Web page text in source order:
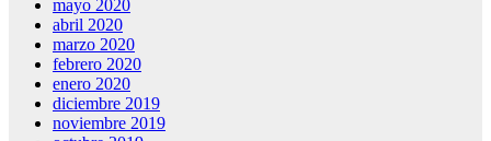
mayo 2020
abril 2020
marzo 2020
febrero 2020
enero 2020
diciembre 2019
noviembre 2019